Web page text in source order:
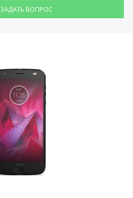
ЗАДАТЬ ВОПРОС